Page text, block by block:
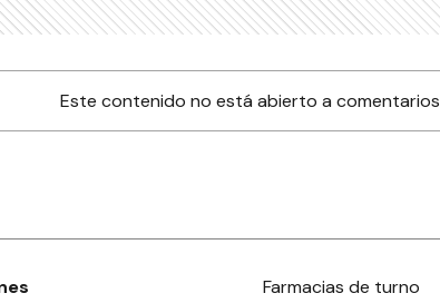
Este contenido no está abierto a comentarios
Farmacias de turno